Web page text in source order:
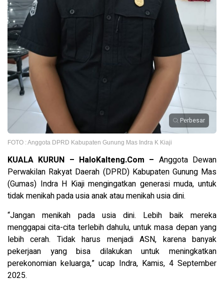
Perbesar
FOTO : Anggota DPRD Kabupaten Gunung Mas Indra K Kiaji
KUALA KURUN – HaloKalteng.Com – Anggota Dewan
Perwakilan Rakyat Daerah (DPRD) Kabupaten Gunung Mas
(Gumas) Indra H Kiaji mengingatkan generasi muda, untuk
tidak menikah pada usia anak atau menikah usia dini.
“Jangan menikah pada usia dini. Lebih baik mereka
menggapai cita-cita terlebih dahulu, untuk masa depan yang
lebih cerah. Tidak harus menjadi ASN, karena banyak
pekerjaan yang bisa dilakukan untuk meningkatkan
perekonomian keluarga,” ucap Indra, Kamis, 4 September
2025.